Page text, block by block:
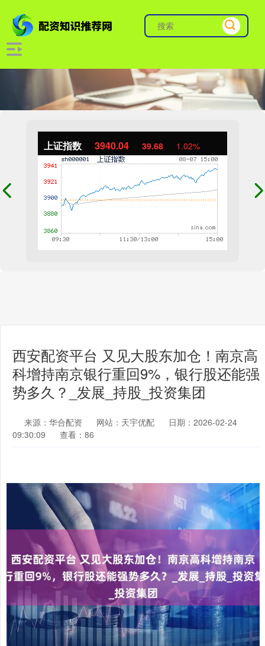
上证指数 3940.04 39.68 1.02%
西安配资平台 又见大股东加仓！南京高
科增持南京银行重回9%，银行股还能强
势多久？_发展_持股_投资集团
来源：华合配资 网站：天宇优配
日期：2026-02-24
09:30:09
查看：86